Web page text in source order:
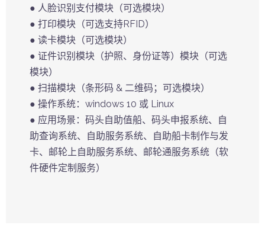
● 人脸识别支付模块（可选模块）
● 打印模块（可选支持RFID）
● 读卡模块（可选模块）
● 证件识别模块（护照、身份证等）模块（可选
模块）
● 扫描模块（条形码 & 二维码；可选模块）
● 操作系统：windows 10 或 Linux
● 应用场景：码头自助值船、码头申报系统、自
助查询系统、自助服务系统、自助船卡制作与发
卡、邮轮上自助服务系统、邮轮通服务系统（软
件硬件定制服务）